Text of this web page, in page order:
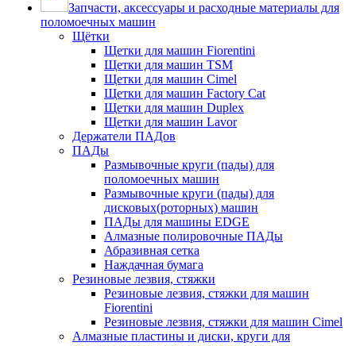
Запчасти, аксессуары и расходные материалы для
поломоечных машин
Щётки
Щетки для машин Fiorentini
Щетки для машин TSM
Щетки для машин Cimel
Щетки для машин Factory Cat
Щетки для машин Duplex
Щетки для машин Lavor
Держатели ПАДов
ПАДы
Размывочные круги (пады) для
поломоечных машин
Размывочные круги (пады) для
дисковых(роторных) машин
ПАДы для машины EDGE
Алмазные полировочные ПАДы
Абразивная сетка
Наждачная бумага
Резиновые лезвия, стяжки
Резиновые лезвия, стяжки для машин
Fiorentini
Резиновые лезвия, стяжки для машин Cimel
Алмазные пластины и диски, круги для